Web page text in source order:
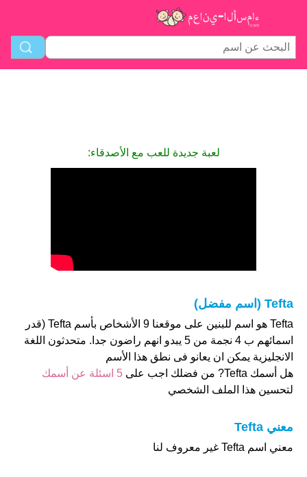
لعبة جديدة للعب مع الأصدقاء:
Tefta (اسم مفضل)
Tefta هو اسم للبنين على موقعنا 9 الأشخاص بأسم Tefta (قدر
اسمائهم ب 4 نجمة من 5 يبدو انهم راضون جدا. متحدثون اللغة
الانجليزية يمكن ان يعانو فى نطق هذا الأسم
هل أسمك Tefta? من فضلك اجب على
5 اسئلة عن أسمك
لتحسين هذا الملف الشخصي
معني Tefta
معني اسم Tefta غير معروف لنا